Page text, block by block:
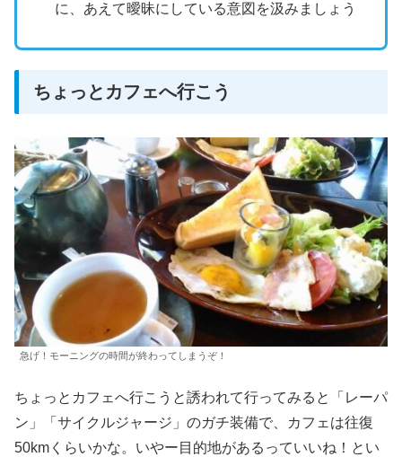
に、あえて曖昧にしている意図を汲みましょう
ちょっとカフェへ行こう
急げ！モーニングの時間が終わってしまうぞ！
ちょっとカフェへ行こうと誘われて行ってみると「レーパ
ン」「サイクルジャージ」のガチ装備で、カフェは往復
50kmくらいかな。いやー目的地があるっていいね！とい